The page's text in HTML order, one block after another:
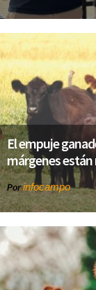
El empuje
márgenes
Porinfocampo